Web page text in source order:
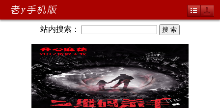
站内搜索：